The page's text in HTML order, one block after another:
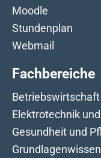
Moodle
Stundenplan
Webmail
Fachbereiche
Betriebswirtschaft
Elektrotechnik
Gesundheit und